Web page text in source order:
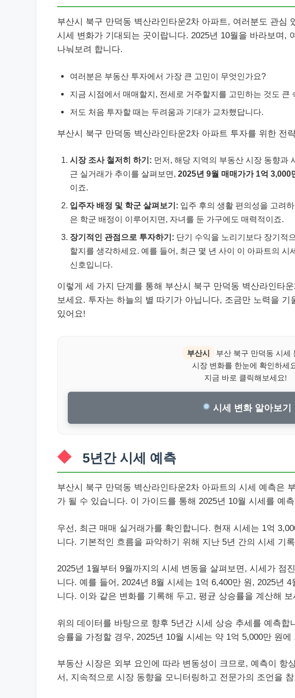
부산시 북구 만덕동 벽산라인타운2차 아파트, 여러분도 관심
시세 변화가 기대되는 곳이랍니다. 2025년 10월을 바라보며,
나눠보려 합니다.
여러분은 부동산 투자에서 가장 큰 고민이 무엇인가요?
지금 시점에서 매매할지, 전세로 거주할지를 고민하는 것도 큰
저도 처음 투자할 때는 두려움과 기대가 교차했답니다.
부산시 북구 만덕동 벽산라인타운2차 아파트 투자를 위한 전
시장 조사 철저히 하기: 먼저, 해당 지역의 부동산 시장 동향과
근 실거래가 추이를 살펴보면, 2025년 9월 매매가가 1억 3,000
이죠.
입주자 배정 및 학군 살펴보기: 입주 후의 생활 편의성을 고려
은 학군 배정이 이루어지면, 자녀를 둔 가구에도 매력적이죠.
장기적인 관점으로 투자하기: 단기 수익을 노리기보다 장기적
할지를 생각하세요. 예를 들어, 최근 몇 년 사이 이 아파트의 시
신호입니다.
이렇게 세 가지 단계를 통해 부산시 북구 만덕동 벽산라인타
보세요. 투자는 하늘의 별 따기가 아닙니다, 조금만 노력을 기
있어요!
부산시
부산 북구 만덕동 시세
시장 변화를 한눈에 확인하세
지금 바로 클릭해보세요!
시세 변화 알아보기
5년간 시세 예측
부산시 북구 만덕동 벽산라인타운2차 아파트의 시세 예측은
가 될 수 있습니다. 이 가이드를 통해 2025년 10월 시세를 예
우선, 최근 매매 실거래가를 확인합니다. 현재 시세는 1억
니다. 기본적인 흐름을 파악하기 위해 지난 5년 간의 시세 기
2025년 1월부터 9월까지의 시세 변동을 살펴보면, 시세가 점
니다. 예를 들어, 2024년 8월 시세는 1억 6,400만 원, 2025년
니다. 이와 같은 변화를 기록해 두고, 평균 상승률을 계산해 보
위의 데이터를 바탕으로 향후 5년간 시세 상승 추세를 예측
승률을 가정할 경우, 2025년 10월 시세는 약 1억 5,000만 원
부동산 시장은 외부 요인에 따라 변동성이 크므로, 예측이 항
서, 지속적으로 시장 동향을 모니터링하고 전문가의 조언을